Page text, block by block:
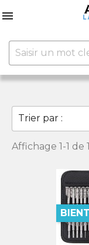

Trier par :
Affichage 1-1 de